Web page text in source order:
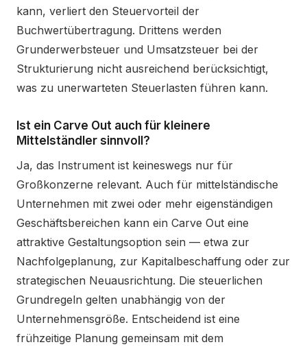
kann, verliert den Steuervorteil der
Buchwertübertragung. Drittens werden
Grunderwerbsteuer und Umsatzsteuer bei der
Strukturierung nicht ausreichend berücksichtigt,
was zu unerwarteten Steuerlasten führen kann.
Ist ein Carve Out auch für kleinere
Mittelständler sinnvoll?
Ja, das Instrument ist keineswegs nur für
Großkonzerne relevant. Auch für mittelständische
Unternehmen mit zwei oder mehr eigenständigen
Geschäftsbereichen kann ein Carve Out eine
attraktive Gestaltungsoption sein — etwa zur
Nachfolgeplanung, zur Kapitalbeschaffung oder zur
strategischen Neuausrichtung. Die steuerlichen
Grundregeln gelten unabhängig von der
Unternehmensgröße. Entscheidend ist eine
frühzeitige Planung gemeinsam mit dem